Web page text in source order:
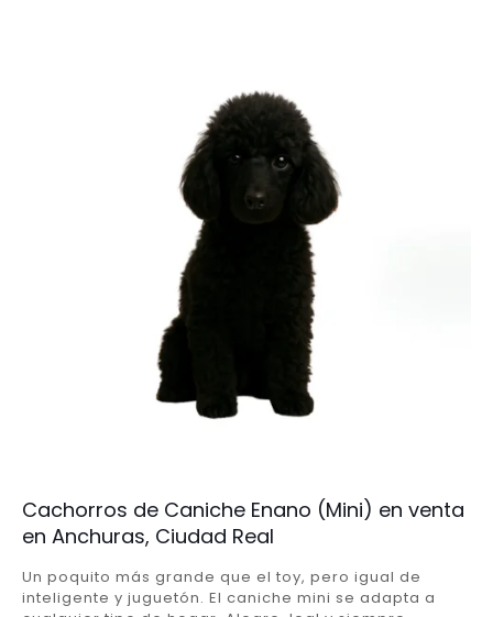
Cachorros de Caniche Enano (Mini) en venta
en Anchuras, Ciudad Real
Un poquito más grande que el toy, pero igual de
inteligente y juguetón. El caniche mini se adapta a